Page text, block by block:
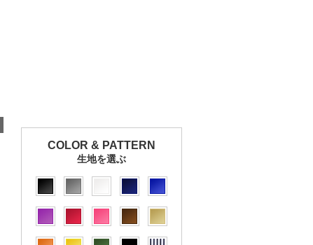
COLOR & PATTERN
生地を選ぶ